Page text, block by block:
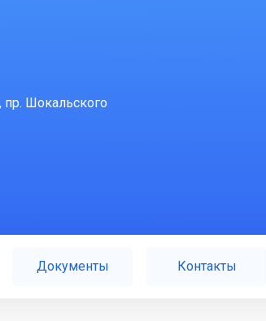
пр. Шокальского
Документы Контакты